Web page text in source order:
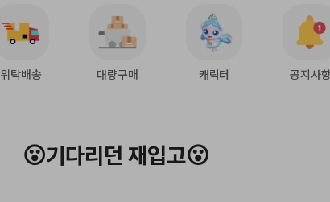
위탁배송 대량구매 캐릭터 공지사항
😮기다리던 재입고😮